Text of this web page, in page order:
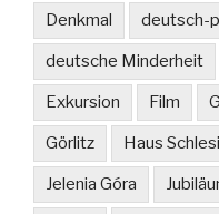
Denkmal deutsch-
deutsche Minderheit
Exkursion Film
Görlitz Haus
Jelenia Góra